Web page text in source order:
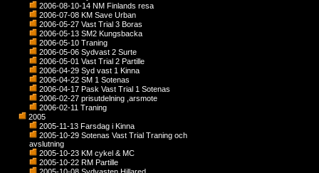
2006-08-10-14 NM Finlands resa
2006-07-08 KM Save Urban
2006-05-27 Vast Trial 3 Boras
2006-05-13 SM2 Kungsbacka
2006-05-10 Traning
2006-05-06 Sydvast 2 Surte
2006-05-01 Vast Trial 2 Partille
2006-04-29 Syd vast 1 Kinna
2006-04-22 SM 1 Sotenas
2006-04-17 Pask Vast Trial 1 Sotenas
2006-02-27 prisutdelning ,arsmote
2006-02-11 Traning
2005
2005-11-13 Farsdag i Kinna
2005-10-29 Sotenas Vast Trial Traning och
avslutning
2005-10-23 KM cykel & MC
2005-10-22 RM Partille